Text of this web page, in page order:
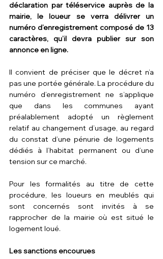
déclaration par téléservice auprès de la
mairie, le loueur se verra délivrer un
numéro d’enregistrement composé de 13
caractères, qu’il devra publier sur son
annonce en ligne.
Il convient de préciser que le décret n’a
pas une portée générale. La procédure du
numéro d’enregistrement ne s’applique
que dans les communes ayant
préalablement adopté un règlement
relatif au changement d’usage, au regard
du constat d’une pénurie de logements
dédiés à l’habitat permanent ou d’une
tension sur ce marché.
Pour les formalités au titre de cette
procédure, les loueurs en meublés qui
sont concernés sont invités à se
rapprocher de la mairie où est situé le
logement loué.
Les sanctions encourues